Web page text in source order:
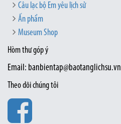
Câu lạc bộ Em yêu lịch sử
Ấn phẩm
Museum Shop
Hòm thư góp ý
Email: banbientap@baotanglichsu.vn
Theo dõi chúng tôi